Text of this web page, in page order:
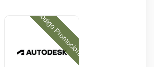
Código Promocional